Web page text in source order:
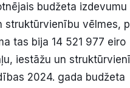
budžeta izdevumu
struktūrvienību vēlmes,
tas bija 14 521 977 eiro
iestāžu un
2024. gada budžeta